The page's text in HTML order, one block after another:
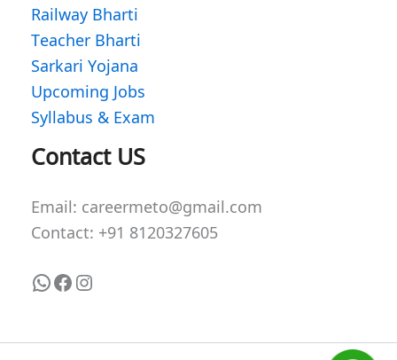
Railway Bharti
Teacher Bharti
Sarkari Yojana
Upcoming Jobs
Syllabus & Exam
Contact US
Email: careermeto@gmail.com
Contact: +91 8120327605
WhatsApp